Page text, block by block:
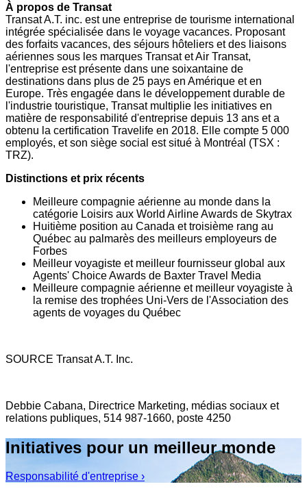
À propos de Transat
Transat A.T. inc. est une entreprise de tourisme international
intégrée spécialisée dans le voyage vacances. Proposant
des forfaits vacances, des séjours hôteliers et des liaisons
aériennes sous les marques Transat et Air Transat,
l'entreprise est présente dans une soixantaine de
destinations dans plus de 25 pays en Amérique et en
Europe. Très engagée dans le développement durable de
l'industrie touristique, Transat multiplie les initiatives en
matière de responsabilité d'entreprise depuis 13 ans et a
obtenu la certification Travelife en 2018. Elle compte 5 000
employés, et son siège social est situé à Montréal (TSX :
TRZ).
Distinctions et prix récents
Meilleure compagnie aérienne au monde dans la
catégorie Loisirs aux World Airline Awards de Skytrax
Huitième position au Canada et troisième rang au
Québec au palmarès des meilleurs employeurs de
Forbes
Meilleur voyagiste et meilleur fournisseur global aux
Agents' Choice Awards de Baxter Travel Media
Meilleure compagnie aérienne et meilleur voyagiste à
la remise des trophées Uni-Vers de l'Association des
agents de voyages du Québec
SOURCE Transat A.T. Inc.
Debbie Cabana, Directrice Marketing, médias sociaux et
relations publiques, 514 987-1660, poste 4250
Initiatives pour un meilleur monde
Responsabilité d'entreprise ›